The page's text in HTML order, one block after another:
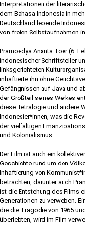
Interpretationen der
dem Bahasa Indonesia in
Deutschland lebende
von freien Selbstaufnahmen
Pramoedya Ananta Toer (6.
indonesischer Schriftsteller
linksgerichteten
inhaftierte ihn ohne
Gefängnissen auf Java und
der Großteil seines Werkes
diese Tetralogie und andere
Indonesier*innen, was die
der vielfältigen
und Kolonialismus.
Der Film ist auch ein
Geschichte rund um den
Inhaftierung von
betrachten, darunter auch
ist die Entstehung des Films
Generationen zu verweben.
die die Tragödie von 1965
überlebten, wird im Film